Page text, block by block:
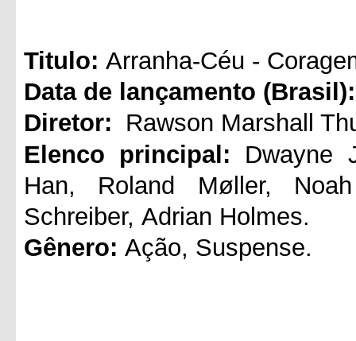
Titulo: Arranha-Céu -
Data de lançamento (Brasil):
Diretor: Rawson Marshall
Elenco principal:
Dwayne
Han, Roland Møller,
Schreiber, Adrian Holmes.
Gênero: Ação, Suspense.